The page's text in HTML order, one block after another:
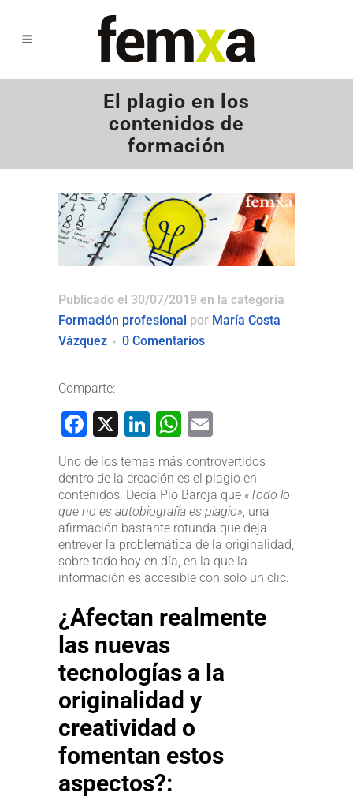
El plagio en los
contenidos de
formación
Publicado el 30/07/2019 en la categoría
Formación profesional por María Costa
Vázquez
0 Comentarios
Comparte:
Facebook
X LinkedIn
WhatsApp
Uno de los temas más controvertidos
dentro de la creación es el plagio en
contenidos. Decía Pío Baroja que «Todo lo
que no es autobiografía es plagio», una
afirmación bastante rotunda que deja
entrever la problemática de la originalidad,
sobre todo hoy en día, en la que la
información es accesible con solo un clic.
¿Afectan realmente
las nuevas
tecnologías a la
originalidad y
creatividad o
fomentan estos
aspectos?: